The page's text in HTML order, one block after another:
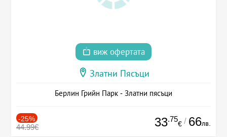
виж офертата
Златни Пясъци
Берлин Грийн Парк - Златни пясъци
-25%
44.99€ 33.75
€ / 66лв.